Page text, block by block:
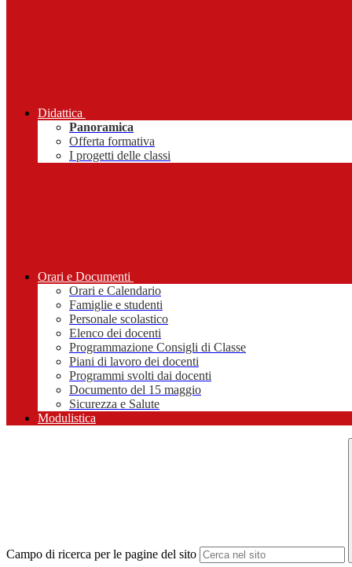
Didattica
Panoramica
Offerta formativa
I progetti delle classi
Orari e Documenti
Orari e Calendario
Famiglie e studenti
Personale scolastico
Elenco dei docenti
Programmazione Consigli di Classe
Piani di lavoro dei docenti
Programmi svolti dai docenti
Documento del 15 maggio
Sicurezza e Salute
Modulistica
Campo di ricerca per le pagine del sito